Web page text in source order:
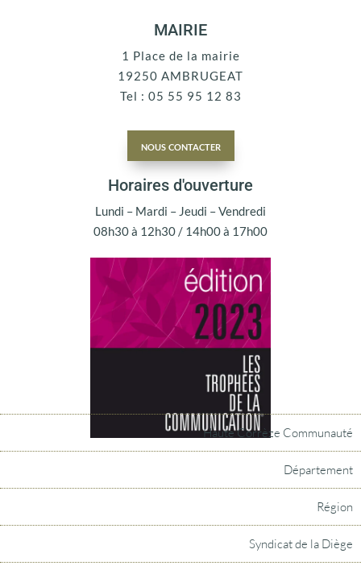
MAIRIE
1 Place de la mairie
19250 AMBRUGEAT
Tel : 05 55 95 12 83
nous contacter
Horaires d'ouverture
Lundi – Mardi – Jeudi – Vendredi
08h30 à 12h30 / 14h00 à 17h00
Haute Corrèze Communauté
Département
Région
Syndicat de la Diège